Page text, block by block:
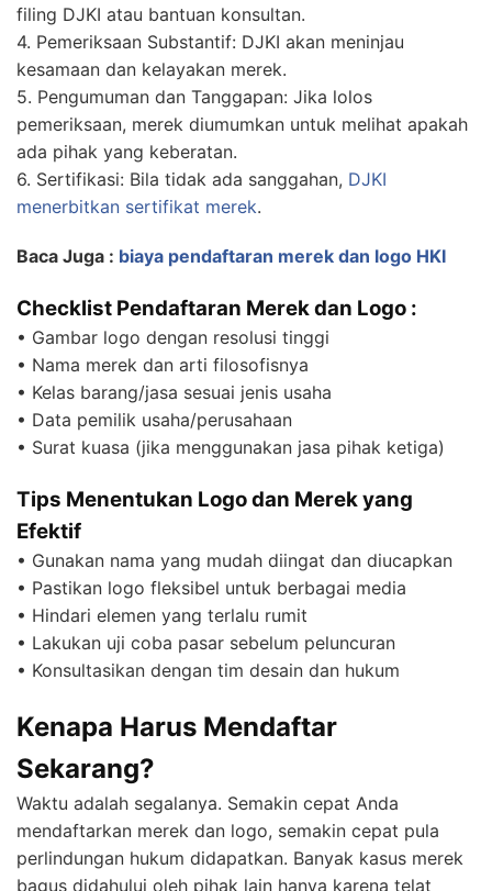
filing DJKI atau bantuan konsultan.
4. Pemeriksaan Substantif: DJKI akan meninjau
kesamaan dan kelayakan merek.
5. Pengumuman dan Tanggapan: Jika lolos
pemeriksaan, merek diumumkan untuk melihat apakah
ada pihak yang keberatan.
6. Sertifikasi: Bila tidak ada sanggahan, DJKI
menerbitkan sertifikat merek.
Baca Juga : biaya pendaftaran merek dan logo HKI
Checklist Pendaftaran Merek dan Logo :
• Gambar logo dengan resolusi tinggi
• Nama merek dan arti filosofisnya
• Kelas barang/jasa sesuai jenis usaha
• Data pemilik usaha/perusahaan
• Surat kuasa (jika menggunakan jasa pihak ketiga)
Tips Menentukan Logo dan Merek yang
Efektif
• Gunakan nama yang mudah diingat dan diucapkan
• Pastikan logo fleksibel untuk berbagai media
• Hindari elemen yang terlalu rumit
• Lakukan uji coba pasar sebelum peluncuran
• Konsultasikan dengan tim desain dan hukum
Kenapa Harus Mendaftar
Sekarang?
Waktu adalah segalanya. Semakin cepat Anda
mendaftarkan merek dan logo, semakin cepat pula
perlindungan hukum didapatkan. Banyak kasus merek
bagus didahului oleh pihak lain hanya karena telat